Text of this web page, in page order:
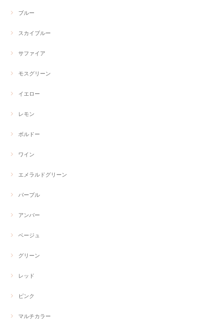
ブルー
スカイブルー
サファイア
モスグリーン
イエロー
レモン
ボルドー
ワイン
エメラルドグリーン
パープル
アンバー
ベージュ
グリーン
レッド
ピンク
マルチカラー